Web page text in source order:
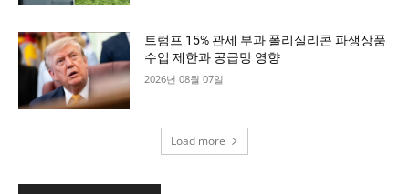
트럼프 15% 관세 부과 폴리실리콘 파생상품
수입 제한과 공급망 영향
2026년 08월 07일
Load more